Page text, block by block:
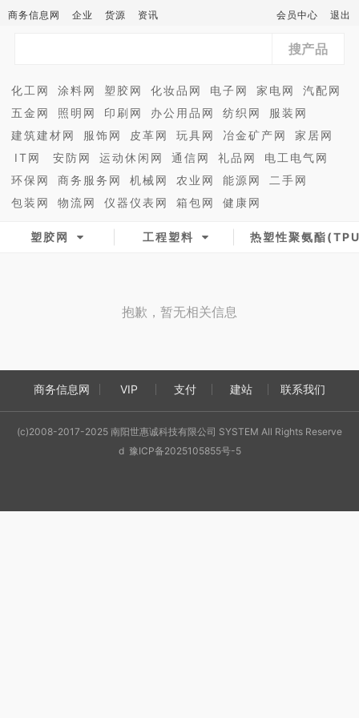
商务信息网 企业 货源 资讯 会员中心 退出
搜产品
化工网 涂料网 塑胶网 化妆品网 电子网 家电网
汽配网
五金网
照明网 印刷网 办公用品网 纺织网
服装网
建筑建材网
服饰网 皮革网 玩具网 冶金矿产网
家居网
IT网
安防网 运动休闲网 通信网 礼品网
电工电气网
环保网
商务服务网 机械网 农业网 能源网
二手网
包装网
物流网 仪器仪表网 箱包网 健康网
塑胶网 工程塑料 热塑性聚氨酯
抱歉，暂无相关信息
商务信息网 VIP 支付 建站 联系我们
(c)2008-2017-2025 南阳世惠诚科技有限公司 SYSTEM All Rights Reserve
d 豫ICP备2025105855号-5